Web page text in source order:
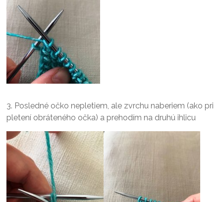
3. Posledné očko nepletiem, ale zvrchu naberiem (ako pri
pletení obráteného očka) a prehodím na druhú ihlicu